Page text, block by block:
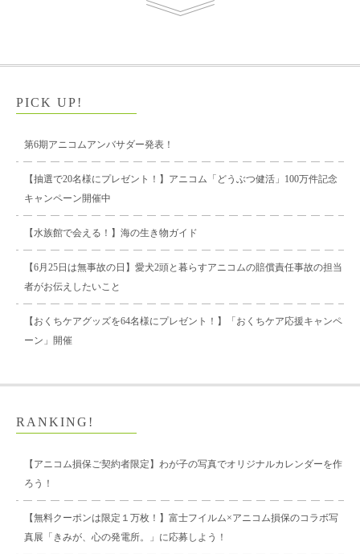
PICK UP!
第6期アニコムアンバサダー発表！
【抽選で20名様にプレゼント！】アニコム「どうぶつ健活」100万件記念
キャンペーン開催中
【水族館で会える！】海の生き物ガイド
【6月25日は無事故の日】愛犬2頭と暮らすアニコムの賠償責任事故の担当
者がお伝えしたいこと
【おくちケアグッズを64名様にプレゼント！】「おくちケア応援キャンペ
ーン」開催
RANKING!
【アニコム損保ご契約者限定】わが子の写真でオリジナルカレンダーを作
ろう！
【無料クーポンは限定１万枚！】富士フイルム×アニコム損保のコラボ写
真展「きみが、心の発電所。」に応募しよう！